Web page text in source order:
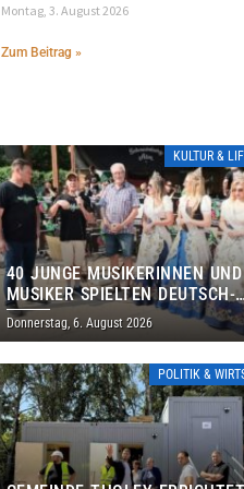
Montag, 3. August 2026
Zum Beitrag »
KULTUR &
40 JUNGE MUSIKERINNEN UND
MUSIKER SPIELTEN DEUTSCH-
BRASILIANISCHES
THOLEY
Donnerstag, 6. August 2026
POLITIK &